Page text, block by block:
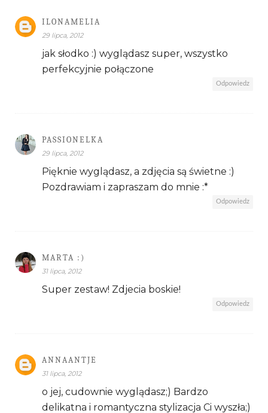
ILONAMELIA
29 lipca, 2012
jak słodko :) wyglądasz super, wszystko
perfekcyjnie połączone
Odpowiedz
PASSIONELKA
29 lipca, 2012
Pięknie wyglądasz, a zdjęcia są świetne :)
Pozdrawiam i zapraszam do mnie :*
Odpowiedz
MARTA :)
31 lipca, 2012
Super zestaw! Zdjecia boskie!
Odpowiedz
ANNAANTJE
31 lipca, 2012
o jej, cudownie wyglądasz;) Bardzo
delikatna i romantyczna stylizacja Ci wyszła;)